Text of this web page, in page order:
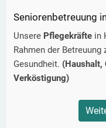
Seniorenbetreuung
Unsere Pflegekräfte in
Rahmen der Betreuung
Gesundheit. (Haushalt,
Verköstigung)